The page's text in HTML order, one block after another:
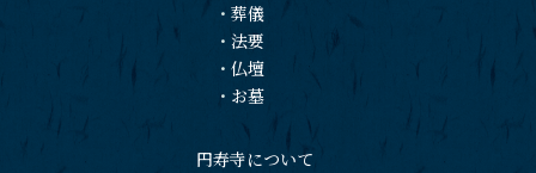
・葬儀
・法要
・仏壇
・ お墓
円寿寺について